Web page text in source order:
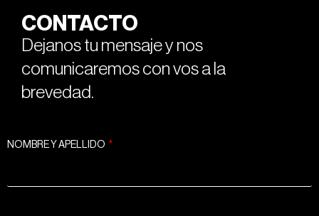
CONTACTO
Dejanos tu mensaje y nos
comunicaremos con vos a la
brevedad.
NOMBRE Y APELLIDO